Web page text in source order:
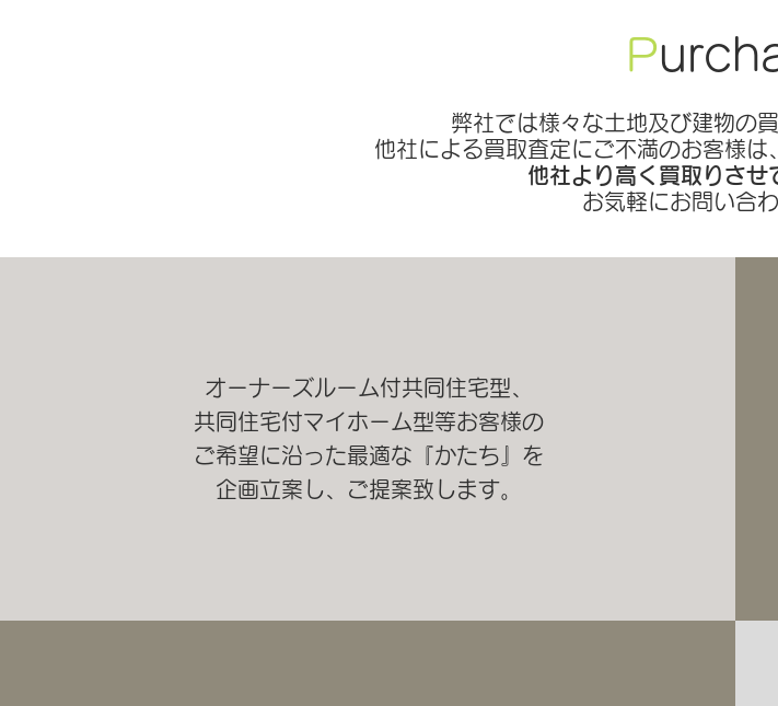
P
弊社では様々な土地及び建物の
​他社による買取査定にご不満のお客様は、
他社より高く買取りさせ
お気軽にお問い合
オーナーズルーム付共同住宅型、
共同住宅付マイホーム型等お客様の
ご希望に沿った最適な『かたち』を
企画立案し、ご提案致します。